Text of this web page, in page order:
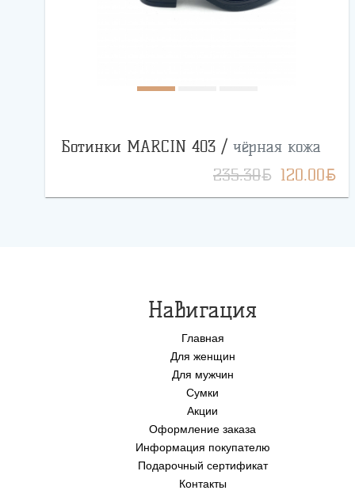
Ботинки MARCIN 403 / чёрная кожа
235.30BYN 120.00BYN
Навигация
Главная
Для женщин
Для мужчин
Сумки
Акции
Оформление заказа
Информация покупателю
Подарочный сертификат
Контакты